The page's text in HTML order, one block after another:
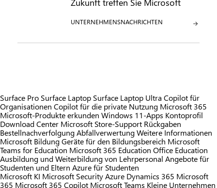
Zukunft treffen Sie Microsoft
KATEGORIE:
UNTERNEHMENSNACHRICHTEN
Surface Pro Surface Laptop Surface Laptop Ultra Copilot für
Organisationen Copilot für die private Nutzung Microsoft 365
Microsoft-Produkte erkunden Windows 11-Apps Kontoprofil
Download Center Microsoft Store-Support Rückgaben
BestellnachverfolgungAbfallverwertungWeitere Informationen
Microsoft BildungGeräte für den Bildungsbereich Microsoft
Teams for Education Microsoft 365 Education Office Education
Ausbildung und Weiterbildung von Lehrpersonal Angebote für
Studenten und Eltern Azure für Studenten
Microsoft KI Microsoft SecurityAzure Dynamics 365 Microsoft
365 Microsoft 365 Copilot Microsoft Teams Kleine Unternehmen